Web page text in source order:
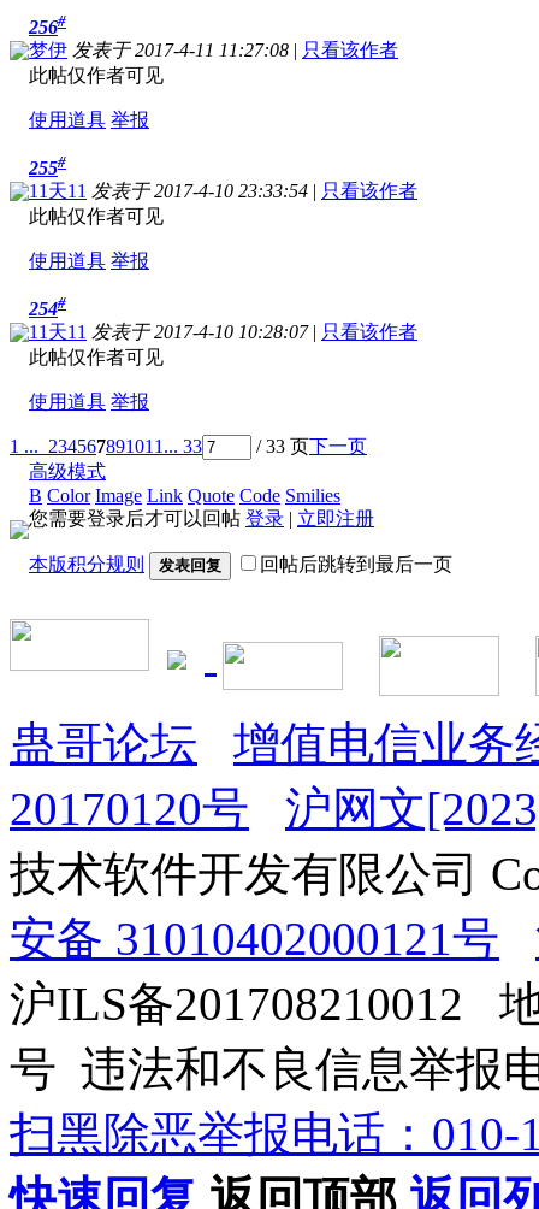
256#
梦伊 发表于 2017-4-11 11:27:08 | 只看该作者
此帖仅作者可见
使用道具 举报
255#
11天11 发表于 2017-4-10 23:33:54 | 只看该作者
此帖仅作者可见
使用道具 举报
254#
11天11 发表于 2017-4-10 10:28:07 | 只看该作者
此帖仅作者可见
使用道具 举报
1 ... 234567891011 ... 33 / 33 页下一页
高级模式
B Color Image Link Quote Code Smilies
您需要登录后才可以回帖 登录 | 立即注册
本版积分规则 发表回复 回帖后跳转到最后一页
蛊哥论坛
增值电信业务
20170120号
沪网文
技术软件开发有限公司
安备 31010402000121号
沪ILS备201708210012
号 违法和不良信息举报
扫黑除恶举报电话：010-